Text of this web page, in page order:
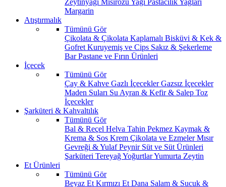
Margarin
Atıştırmalık
Tümünü Gör
Çikolata & Çikolata Kaplamalı Bisküvi & Kek &
Gofret Kuruyemiş ve Cips Sakız & Şekerleme
BarPastane ve Fırın Ürünleri
İçecek
Tümünü Gör
Çay & Kahve Gazlı İçeceklerGazsız İçecekler
Maden Suları Su Ayran & Kefir & Salep Toz
İçecekler
Şarküteri & Kahvaltılık
Tümünü Gör
Bal & Reçel Helva Tahin Pekmez Kaymak &
Krema & Sos Krem Çikolata ve EzmelerMısır
Gevreği & YulafPeynir Süt ve Süt Ürünleri
Şarküteri TereyağYoğurtlarYumurta Zeytin
Et Ürünleri
Tümünü Gör
Beyaz Et Kırmızı Et Dana Salam & Sucuk &